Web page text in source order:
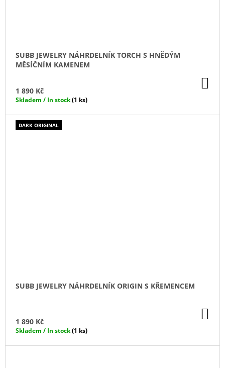
SUBB JEWELRY NÁHRDELNÍK TORCH S HNĚDÝM
MĚSÍČNÍM KAMENEM
1 890 Kč
Skladem / In stock(1 ks)
DARK ORIGINAL
SUBB JEWELRY NÁHRDELNÍK ORIGIN S KŘEMENCEM
1 890 Kč
Skladem / In stock(1 ks)